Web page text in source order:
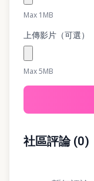
Max 1MB
上傳影片（可選）
Max 5MB
社區評論(0)